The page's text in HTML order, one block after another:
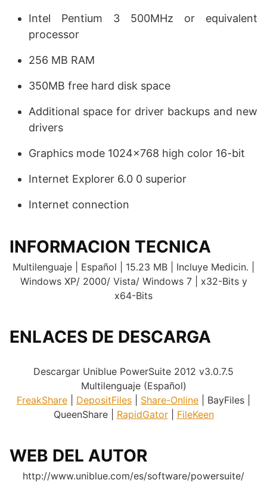
Intel Pentium 3 500MHz or equivalent
processor
256 MB RAM
350MB free hard disk space
Additional space for driver backups and new
drivers
Graphics mode 1024×768 high color 16-bit
Internet Explorer 6.0 0 superior
Internet connection
INFORMACION TECNICA
Multilenguaje | Español | 15.23 MB | Incluye Medicin. |
Windows XP/ 2000/ Vista/ Windows 7 | x32-Bits y
x64-Bits
ENLACES DE DESCARGA
Descargar Uniblue PowerSuite 2012 v3.0.7.5
Multilenguaje (Español)
FreakShare
DepositFiles Share-Online | BayFiles |
QueenShare | RapidGator| FileKeen
WEB DEL AUTOR
http://www.uniblue.com/es/software/powersuite/